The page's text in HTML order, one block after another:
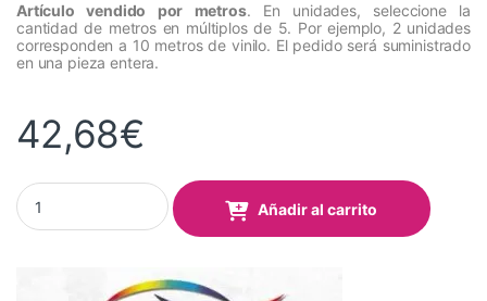
Artículo vendido por metros. En unidades, seleccione la
cantidad de metros en múltiplos de 5. Por ejemplo, 2 unidades
corresponden a 10 metros de vinilo. El pedido será suministrado
en una pieza entera.
42,68€
Vinilo Poli-Flex® Turbo 4912 Grey 0,50x5 Mts quantity
Añadir al carrito